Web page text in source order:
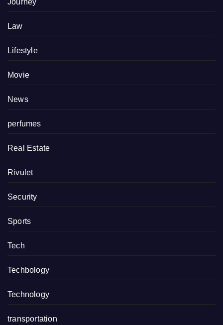
Law
Lifestyle
Movie
News
perfumes
Real Estate
Rivulet
Security
Sports
Tech
Techbology
Technology
transportation